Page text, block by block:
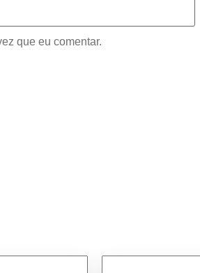
que eu comentar.